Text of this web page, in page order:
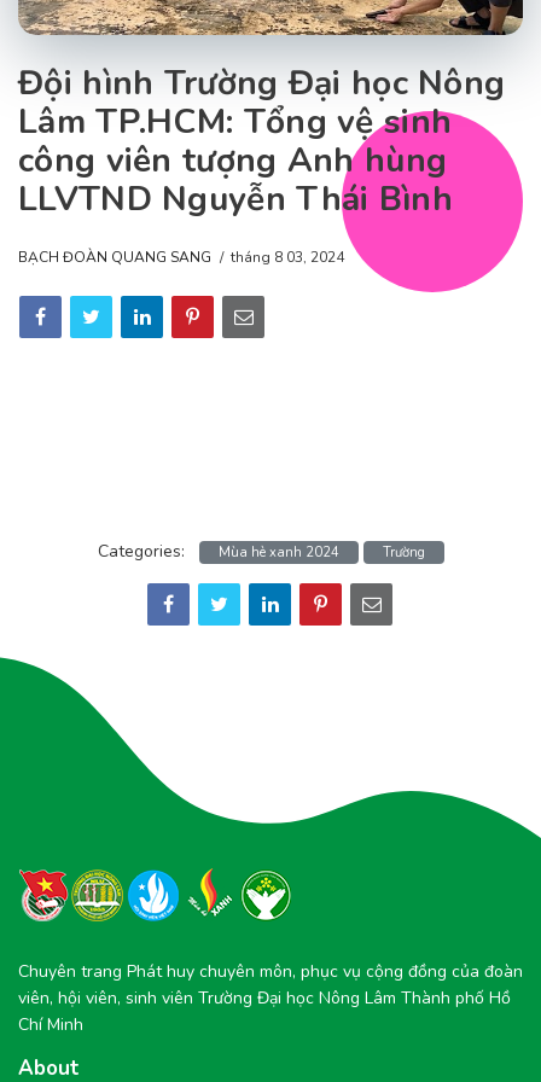
Đội hình Trường Đại học Nông
Lâm TP.HCM: Tổng vệ sinh
công viên tượng Anh hùng
LLVTND Nguyễn Thái Bình
BẠCH ĐOÀN QUANG SANG tháng 8 03, 2024
Categories: Mùa hè xanh 2024 Trường
Chuyên trang Phát huy chuyên môn, phục vụ cộng đồng của đoàn
viên, hội viên, sinh viên Trường Đại học Nông Lâm Thành phố Hồ
Chí Minh
About